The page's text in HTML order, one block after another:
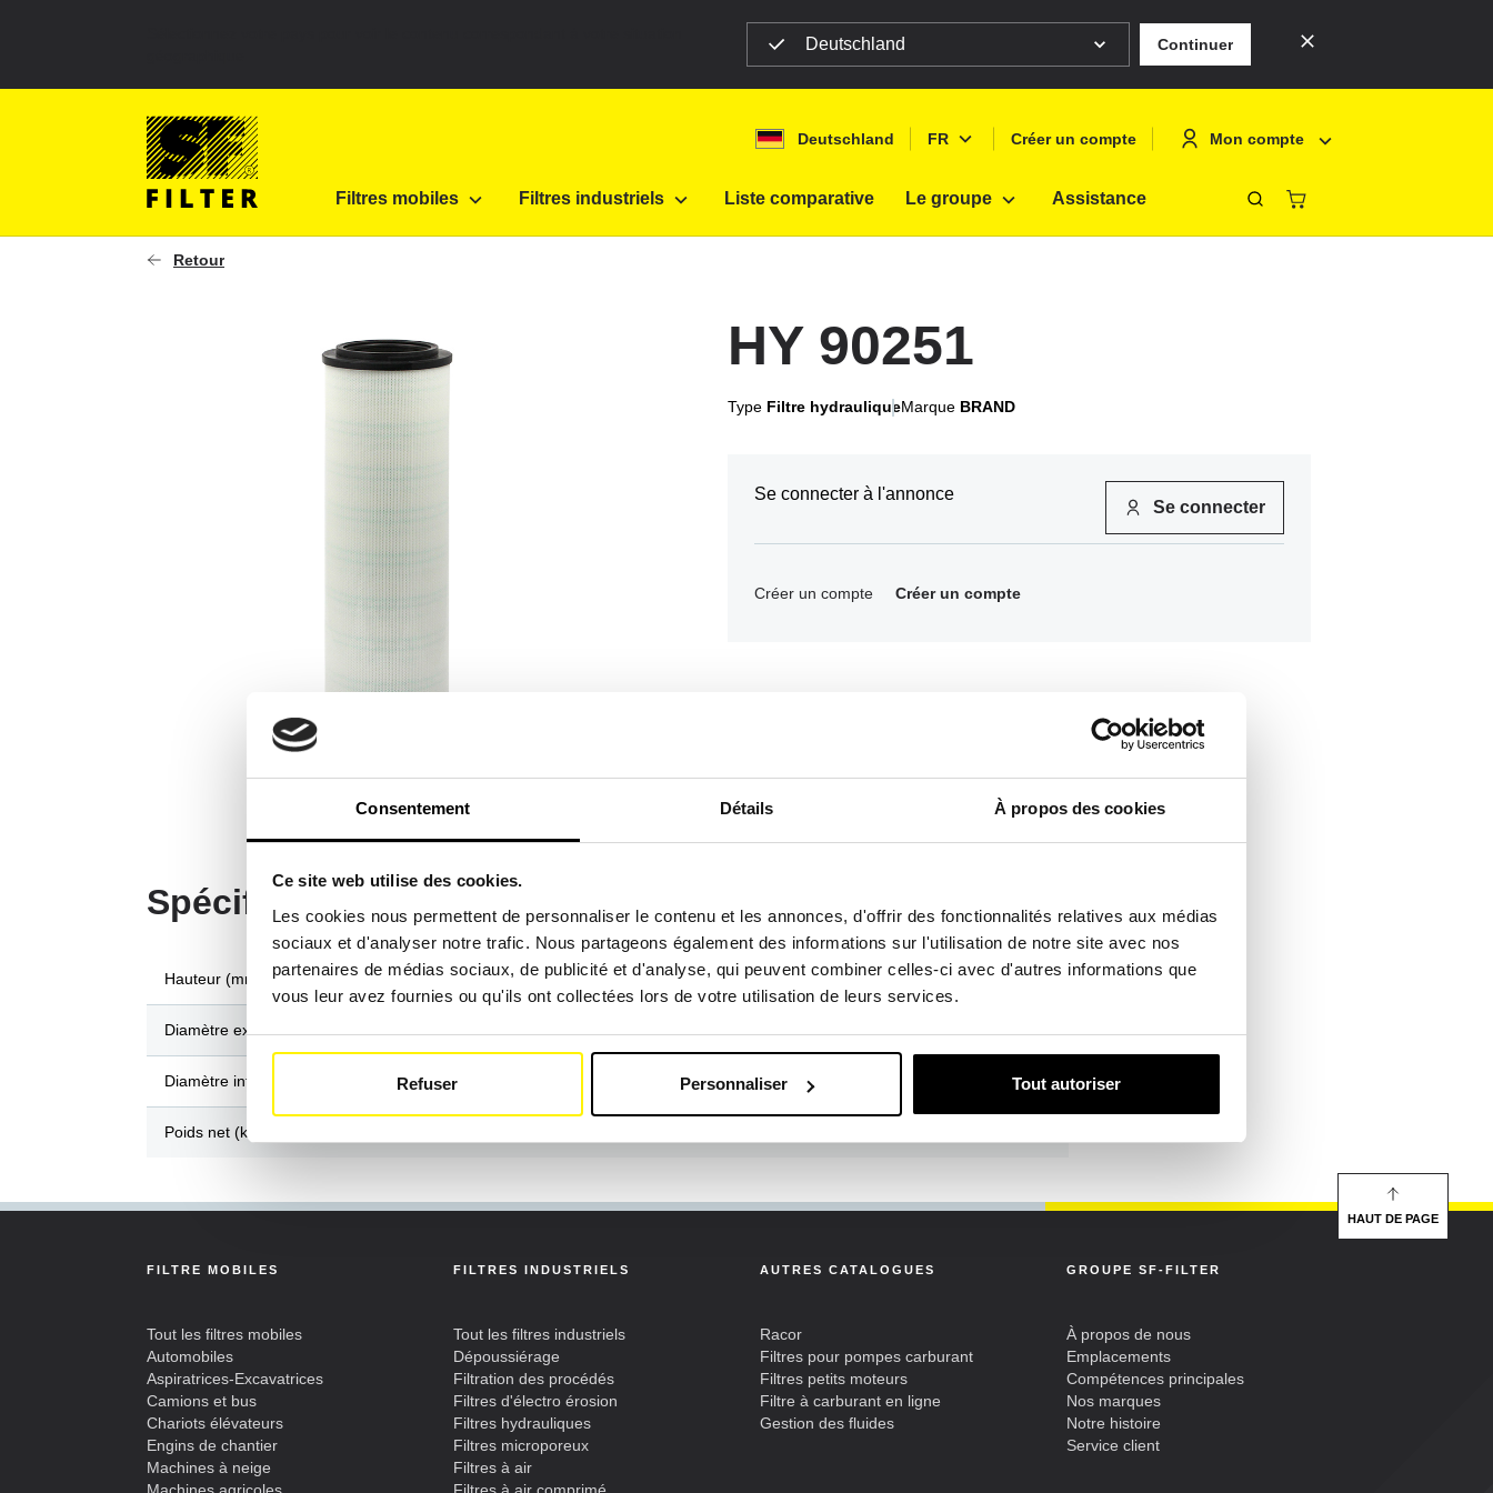
Consentement Détails À propos des cookies
Ce site web utilise des cookies.
Les cookies nous permettent de personnaliser le contenu et les annonces, d'offrir des fonctionnalités relatives aux médias
sociaux et d'analyser notre trafic. Nous partageons également des informations sur l'utilisation de notre site avec nos
partenaires de médias sociaux, de publicité et d'analyse, qui peuvent combiner celles-ci avec d'autres informations que
vous leur avez fournies ou qu'ils ont collectées lors de votre utilisation de leurs services.
Refuser Personnaliser Tout autoriser
Deutschland Continuer
Deutschland FR
Polski
Créer un compte Mon compte
Filtres mobiles Filtres industriels Liste comparative Le groupe Assistance
SF Filter Homepage
Retour
HY 90251
Type Filtre hydrauliqueMarque BRAND
Se connecter à l'annonce
Se connecter
Créer un compte Créer un compte
Spécifications du produit
Hauteur (mm) 483
Diamètre extérieur / Longueur (mm)
Diamètre intérieur / Largeur (mm) 95/0
Poids net (kg)
FILTRE MOBILES
Tout les filtres mobiles
Automobiles
Aspiratrices-Excavatrices
Camions et bus
Chariots élévateurs
Engins de chantier
Machines à neige
FILTRES INDUSTRIELS
Tout les filtres industriels
Dépoussiérage
Filtration des procédés
Filtres d'électro érosion
Filtres hydrauliques
Filtres microporeux
Filtres à air
AUTRES CATALOGUES
Racor
Filtres pour pompes carburant
Filtres petits moteurs
Filtre à carburant en ligne
Gestion des fluides
GROUPE SF-FILTER
À propos de nous
Emplacements
Compétences principales
Nos marques
Notre histoire
Service client
HAUT DE PAGE